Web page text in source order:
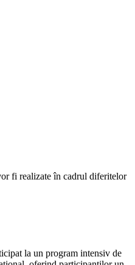
fi realizate în cadrul diferitelor
la un program intensiv de